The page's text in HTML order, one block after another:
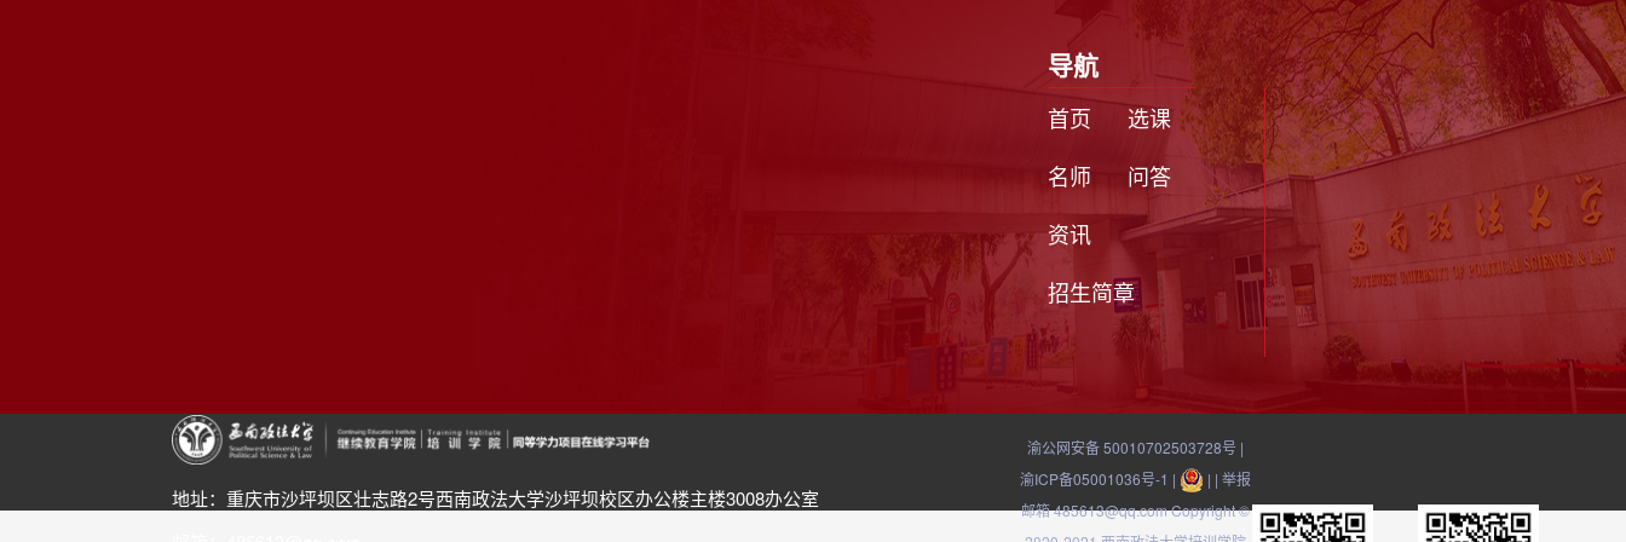
导航
首页
选课
名师
问答
资讯
招生简章
地址：重庆市沙坪坝区壮志路2号西南政法大学沙坪坝校区办公楼主楼3008办公室
渝公网安备 50010702503728号 |
渝ICP备05001036号-1 |
| | 举报
邮箱 485613@qq.com Copyright ©